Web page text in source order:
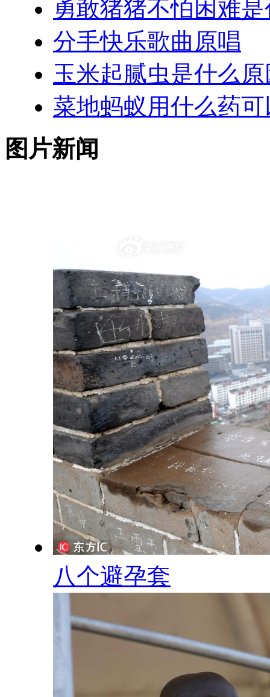
勇敢猪猪不怕困难
分手快乐歌曲原唱
玉米起腻虫是什么原
菜地蚂蚁用什么药
图片新闻
八个避孕套